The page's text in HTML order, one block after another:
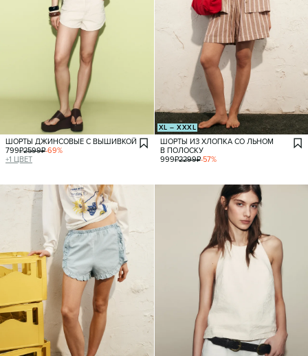
ШОРТЫ ДЖИНСОВЫЕ С ВЫШИВКОЙ
799₽2599₽-69%
+1 ЦВЕТ
XL – XXXL
ШОРТЫ ИЗ ХЛОПКА СО ЛЬНОМ
В ПОЛОСКУ
999₽2299₽-57%